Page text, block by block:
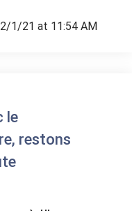
1/21 at 11:54 AM
le
restons